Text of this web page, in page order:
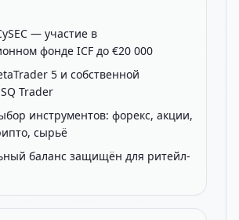
— участие в
фонде ICF до €20 000
5 и собственной
Trader
инструментов: форекс, акции,
сырьё
баланс защищён для ритейл-